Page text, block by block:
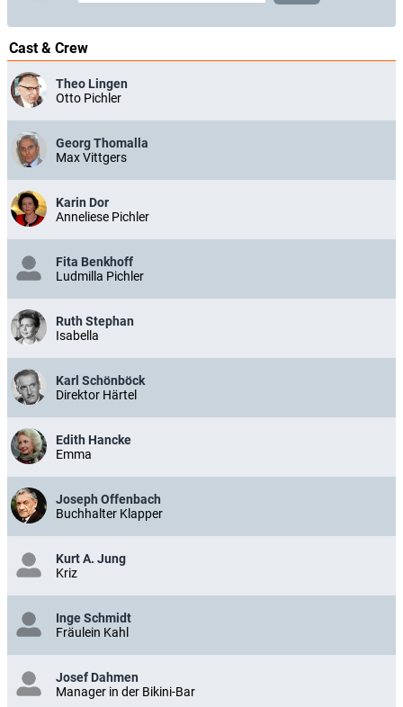
Cast & Crew
Theo Lingen
Otto Pichler
Georg Thomalla
Max Vittgers
Karin Dor
Anneliese Pichler
Fita Benkhoff
Ludmilla Pichler
Ruth Stephan
Isabella
Karl Schönböck
Direktor Härtel
Edith Hancke
Emma
Joseph Offenbach
Buchhalter Klapper
Kurt A. Jung
Kriz
Inge Schmidt
Fräulein Kahl
Josef Dahmen
Manager in der Bikini-Bar